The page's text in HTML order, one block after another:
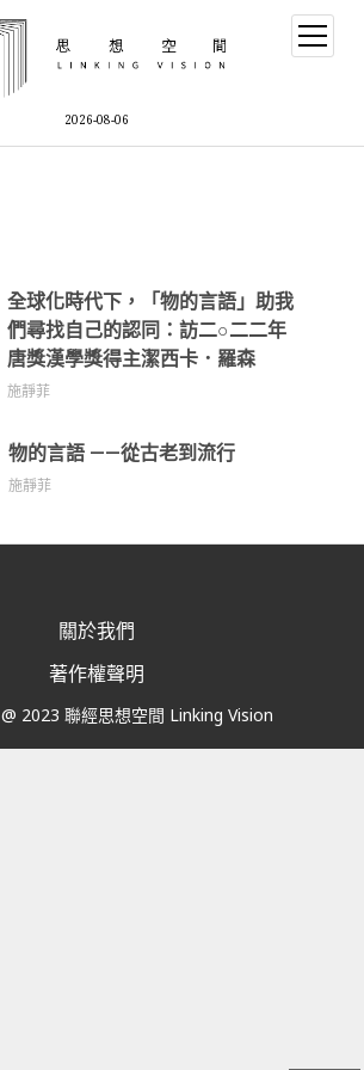
2026-08-06
全球化時代下，「物的言語」助我
們尋找自己的認同：訪二○二二年
唐獎漢學獎得主潔西卡．羅森
施靜菲
物的言語 ——從古老到流行
施靜菲
關於我們
著作權聲明
@ 2023 聯經思想空間 Linking Vision